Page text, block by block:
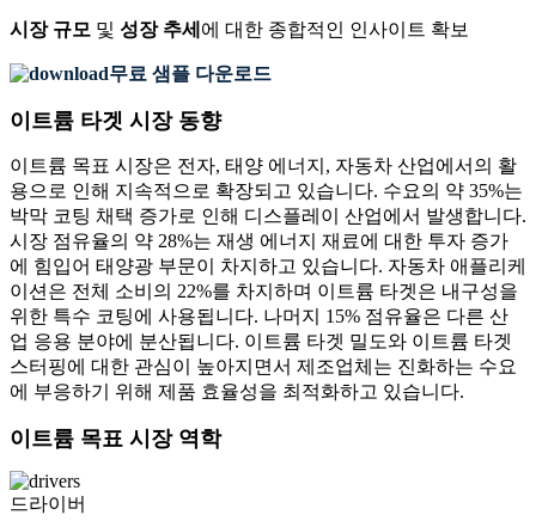
시장 규모 및 성장 추세 에 대한 종합적인 인사이트 확보
무료 샘플 다운로드
이트륨 타겟 시장 동향
이트륨 목표 시장은 전자, 태양 에너지, 자동차 산업에서의 활
용으로 인해 지속적으로 확장되고 있습니다. 수요의 약 35%는
박막 코팅 채택 증가로 인해 디스플레이 산업에서 발생합니다.
시장 점유율의 약 28%는 재생 에너지 재료에 대한 투자 증가
에 힘입어 태양광 부문이 차지하고 있습니다. 자동차 애플리케
이션은 전체 소비의 22%를 차지하며 이트륨 타겟은 내구성을
위한 특수 코팅에 사용됩니다. 나머지 15% 점유율은 다른 산
업 응용 분야에 분산됩니다. 이트륨 타겟 밀도와 이트륨 타겟
스터핑에 대한 관심이 높아지면서 제조업체는 진화하는 수요
에 부응하기 위해 제품 효율성을 최적화하고 있습니다.
이트륨 목표 시장 역학
드라이버